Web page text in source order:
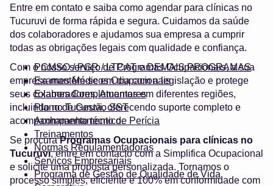
Entre em contato e saiba como agendar para clínicas no
Tucuruvi de forma rápida e segura. Cuidamos da saúde
dos colaboradores e ajudamos sua empresa a cumprir
todas as obrigações legais com qualidade e confiança.
PCMSO / PGR / LTCAT e DEMAIS PROGRAMAS
Exames Médicos Ocupacionais
Exames Complementares
Plano de Gestão SST
Acompanhamento de Perícia
Treinamentos
Normas Regulamentadoras
Serviços Empresariais
Programa de Gestão de Qualidade de Vida
Com o nosso serviço de Programas Ocupacionais, a sua
empresa mantém-se em dia com a legislação e protege
seus colaboradores. Atuamos em diferentes regiões,
incluindo no Tucuruvi, oferecendo suporte completo e
acompanhamento técnico.
Se procuraProgramas Ocupacionais para clínicas no
Tucuruvi, entre em contacto com a Simplifica Ocupacional
e solicite uma proposta personalizada. Tornamos o
processo simples, eficiente e 100% em conformidade com